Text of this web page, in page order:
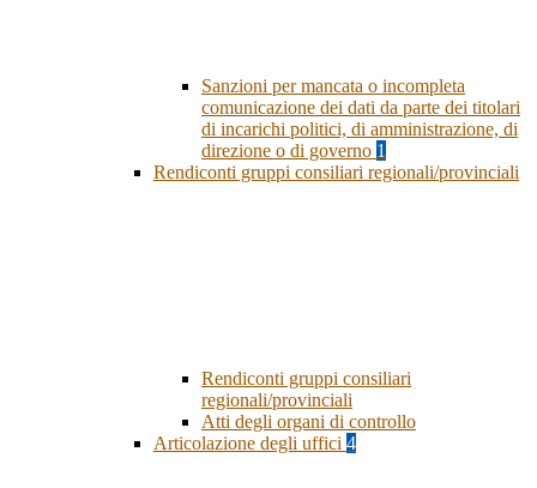
Sanzioni per mancata o incompleta
comunicazione dei dati da parte dei titolari
di incarichi politici, di amministrazione, di
direzione o di governo 1
Rendiconti gruppi consiliari regionali/provinciali
Rendiconti gruppi consiliari
regionali/provinciali
Atti degli organi di controllo
Articolazione degli uffici 4